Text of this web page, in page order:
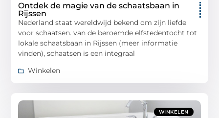
Ontdek de magie van de schaatsbaan in
Rijssen
Nederland staat wereldwijd bekend om zijn liefde
voor schaatsen. van de beroemde elfstedentocht tot
lokale schaatsbaan in Rijssen (meer informatie
vinden), schaatsen is een integraal
Winkelen
WINKELEN